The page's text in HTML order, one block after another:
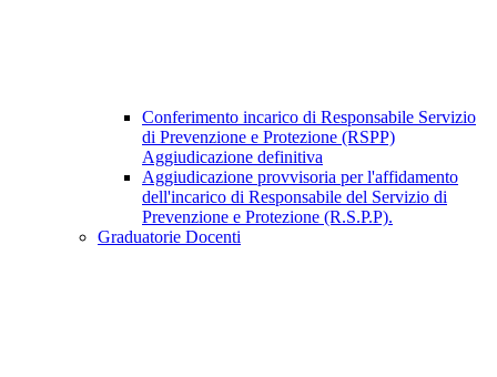
Conferimento incarico di Responsabile Servizio
di Prevenzione e Protezione (RSPP)
Aggiudicazione definitiva
Aggiudicazione provvisoria per l'affidamento
dell'incarico di Responsabile del Servizio di
Prevenzione e Protezione (R.S.P.P).
Graduatorie Docenti